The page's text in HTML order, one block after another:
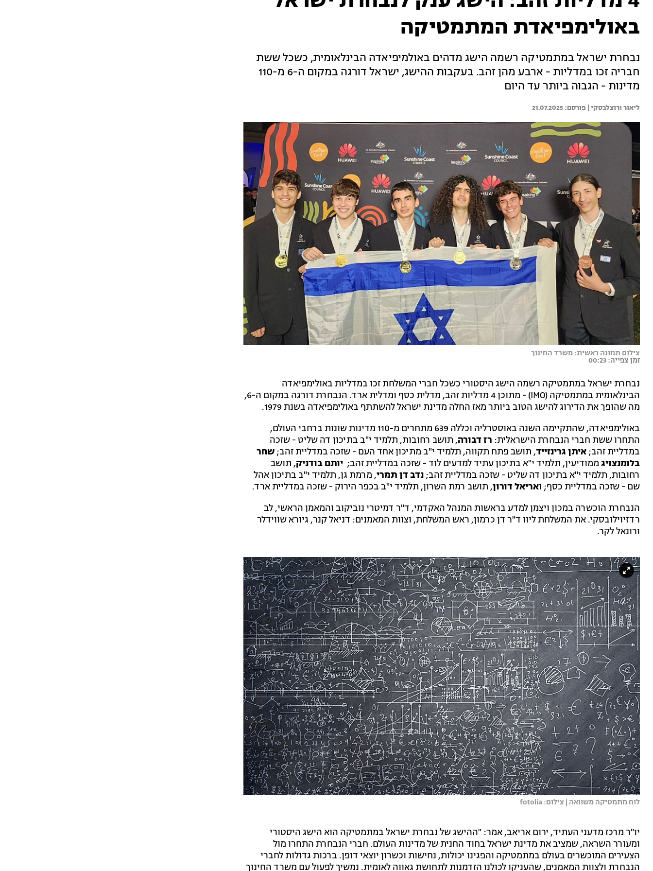
באולימפיאדת המתמטיקה
נבחרת ישראל במתמטיקה רשמה הישג מדהים באולמיפיאדה הבינלאומית, כשכל ששת
חבריה זכו במדליות - ארבע מהן זהב. בעקבות ההישג, ישראל דורגה במקום ה-6 מ-110
מדינות - הגבוה ביותר עד היום
ליאור ורוצלבסקי | 21.07.2025
צילום תמונה ראשית: משרד החינוך
זמן צפייה: 00:23
נבחרת ישראל במתמטיקה רשמה הישג היסטורי כשכל חברי המשלחת זכו במדליות באולימפיאדה
הבינלאומית במתמטיקה (IMO) - מתוכן 4 מדליות זהב, מדלית כסף ומדלית ארד. הנבחרת דורגה במקום ה-6,
מה שהופך את הדירוג להישג הטוב ביותר מאז החלה מדינת ישראל להשתתף באולימפיאדה בשנת 1979.
באולימפיאדה, שהתקיימה השנה באוסטרליה וכללה 639 מתחרים מ-110 מדינות שונות ברחבי העולם,
התחרו ששת חברי הנבחרת הישראלית: רז דבורה, תושב רחובות, תלמיד י"ב בתיכון דה שליט - שזכה
במדליית זהב; איתן גרינזייד, תושב פתח תקווה, תלמיד י"ב מתיכון אחד העם - שזכה במדליית זהב; שחר
בלומנצויג ממודיעין, תלמיד י"א בתיכון עתיד למדעים לוד - שזכה במדליית זהב; יותם בודניק, תושב
רחובות, תלמיד י"א בתיכון דה שליט - שזכה במדליית זהב; נדב דן תמרי, מרמת גן, תלמיד י"ב בתיכון אהל
שם - שזכה במדליית כסף; ואריאל דורון, תושב רמת השרון, תלמיד י"ב בכפר הירוק - שזכה במדליית ארד.
הנבחרת הוכשרה במכון ויצמן למדע בראשות המנהל האקדמי, ד"ר דמיטרי נוביקוב והמאמן הראשי, לב
רדזיוילובסקי. את המשלחת ליוו ד"ר דן כרמון, ראש המשלחת, וצוות המאמנים: דניאל קנר, גיורא שווידלר
ורונאל לקר.
לוח מתמטיקה משוואה | צילום: fotolia
יו"ר מרכז מדעני העתיד, ירום אריאב, אמר: "ההישג של נבחרת ישראל במתמטיקה הוא הישג היסטורי
ומעורר השראה, שמציב את מדינת ישראל בחוד החנית של מדינות העולם. חברי הנבחרת התחרו מול
הצעירים המוכשרים בעולם במתמטיקה והפגינו יכולות, נחישות וכשרון יוצאי דופן. ברכות גדולות לחברי
הנבחרת ולצוות המאמנים, שהעניקו לכולנו הזדמנות לתחושת גאווה לאומית. נמשיך לפעול עם משרד החינוך